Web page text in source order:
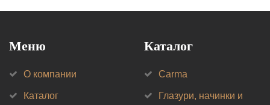
Меню
О компании
Каталог
Каталог
Carma
Глазури, начинки и